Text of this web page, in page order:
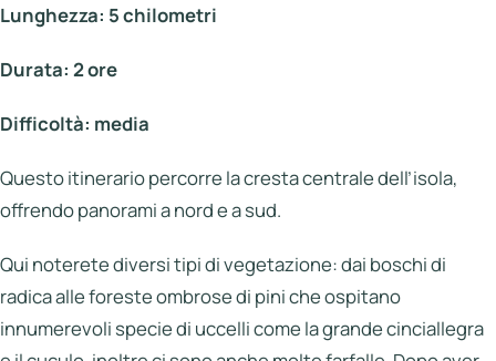
Lunghezza: 5 chilometri
Durata: 2 ore
Difficoltà: media
Questo itinerario percorre la cresta centrale dell’isola,
offrendo panorami a nord e a sud.
Qui noterete diversi tipi di vegetazione: dai boschi di
radica alle foreste ombrose di pini che ospitano
innumerevoli specie di uccelli come la grande cinciallegra